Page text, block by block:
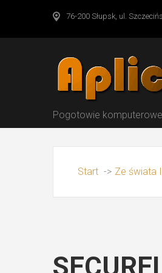
76-200 Słupsk, ul.
Pogotowie komputerowe
Start -> Ze świata